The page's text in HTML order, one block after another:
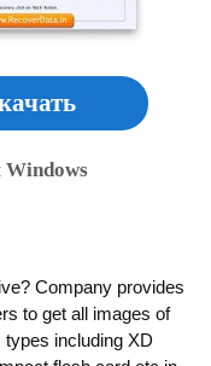
Windows
Company provides
to get all images of
including XD